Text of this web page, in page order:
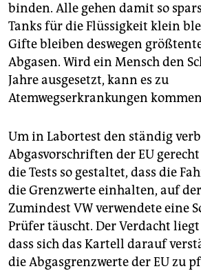
binden. Alle gehen damit so
Tanks für die Flüssigkeit klein
Gifte bleiben deswegen
Abgasen. Wird ein Mensch den
Jahre ausgesetzt, kann es zu
Atemwegserkrankungen
Um in Labortest den ständig
Abgasvorschriften der EU
die Tests so gestaltet, dass die
die Grenzwerte einhalten, auf
Zumindest VW verwendete eine
Prüfer täuscht. Der Verdacht
dass sich das Kartell darauf
die Abgasgrenzwerte der EU zu